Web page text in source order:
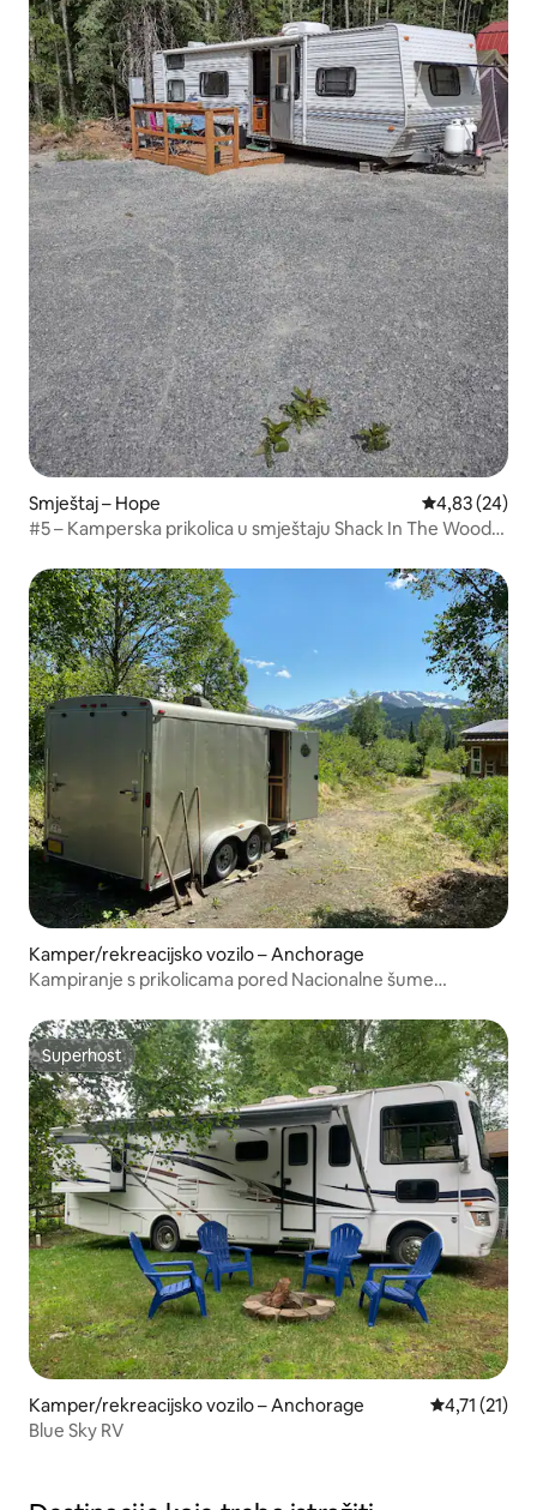
Smještaj – Hope Prosječna
4,83 (24)
#5 – Kamperska prikolica u smještaju Shack In The Woods
Kamper/rekreacijsko vozilo – Anchorage
Kampiranje s prikolicama pored Nacionalne šume
Superhost
Superhost
Kamper/rekreacijsko vozilo – Anchorage Prosječna
4,71 (21)
Blue Sky RV